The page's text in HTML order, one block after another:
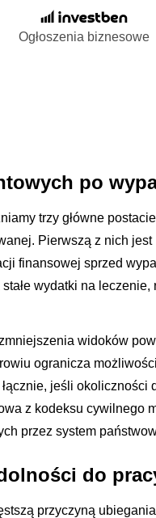
Ogłoszenia biznesowe
po
trzy główne
Pierwszą z nich jest
finansowej sprzed
wydatki na
widoków
ogranicza
jeśli okoliczności
z kodeksu cywilnego
przez system
do
przyczyną